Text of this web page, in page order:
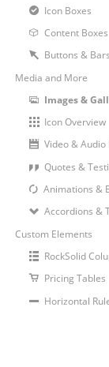
Icon Boxes
Content Boxes
Buttons & Bars
Media and More
Images &
Icon Overview
Video & Audio
Quotes &
Animations &
Accordions &
Custom Elements
RockSolid
Pricing Tables
Horizontal